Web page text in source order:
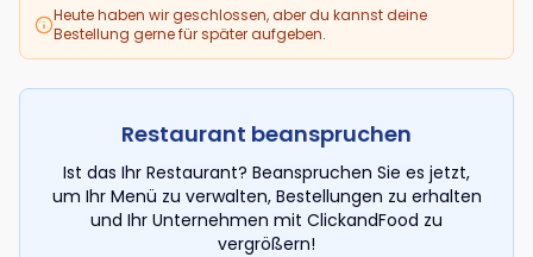
Heute haben wir geschlossen, aber du kannst deine
Bestellung gerne für später aufgeben.
Restaurant beanspruchen
Ist das Ihr Restaurant? Beanspruchen Sie es jetzt,
um Ihr Menü zu verwalten, Bestellungen zu erhalten
und Ihr Unternehmen mit ClickandFood zu
vergrößern!